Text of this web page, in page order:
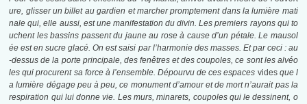
ure, glisser un billet au gardien et marcher promptement dans la lumière mati
nale qui, elle aussi, est une manifestation du divin. Les premiers rayons qui to
uchent les bassins passent du jaune au rose à cause d’un pétale. Le mausol
ée est en sucre glacé. On est saisi par l’harmonie des masses. Et par ceci : au
-dessus de la porte principale, des fenêtres et des coupoles, ce sont les alvéo
les qui procurent sa force à l’ensemble. Dépourvu de ces espaces vides que l
a lumière dégage peu à peu, ce monument d’amour et de mort n’aurait pas la
respiration qui lui donne vie. Les murs, minarets, coupoles qui le dessinent, o